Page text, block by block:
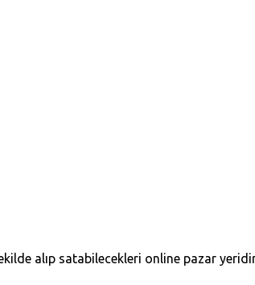
alıp satabilecekleri online pazar